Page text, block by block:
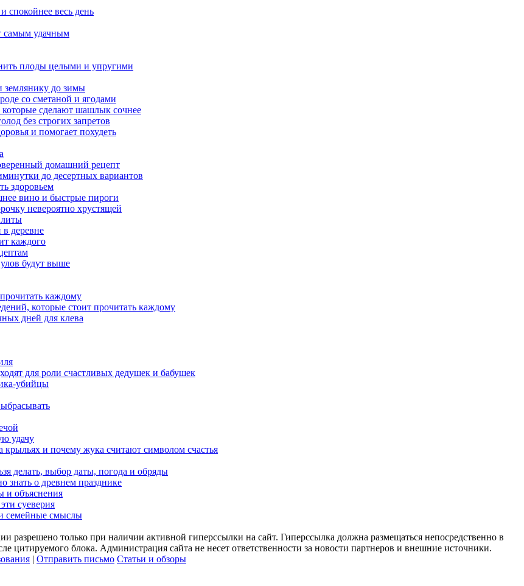
спокойнее весь день
самым удачным
плоды целыми и упругими
землянику до зимы
со сметаной и ягодами
сделают шашлык сочнее
без строгих запретов
и помогает похудеть
домашний рецепт
до десертных вариантов
здоровьем
вино и быстрые пироги
невероятно хрустящей
деревне
каждого
будут выше
каждому
которые стоит прочитать каждому
дней для клева
для роли счастливых дедушек и бабушек
убийцы
удачу
и почему жука считают символом счастья
делать, выбор даты, погода и обряды
знать о древнем празднике
и объяснения
суеверия
семейные смыслы
только при наличии активной гиперссылки на сайт. Гиперссылка должна размещаться непосредственно в
цитируемого блока. Администрация сайта не несет ответственности за новости партнеров и внешние источники.
| Отправить письмо Статьи и обзоры